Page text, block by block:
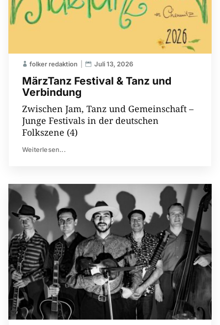
MärzTanz Festival & Tanz und
Verbindung
folker redaktion Juli 13, 2026
Zwischen Jam, Tanz und Gemeinschaft –
Junge Festivals in der deutschen
Folkszene (4)
Weiterlesen...